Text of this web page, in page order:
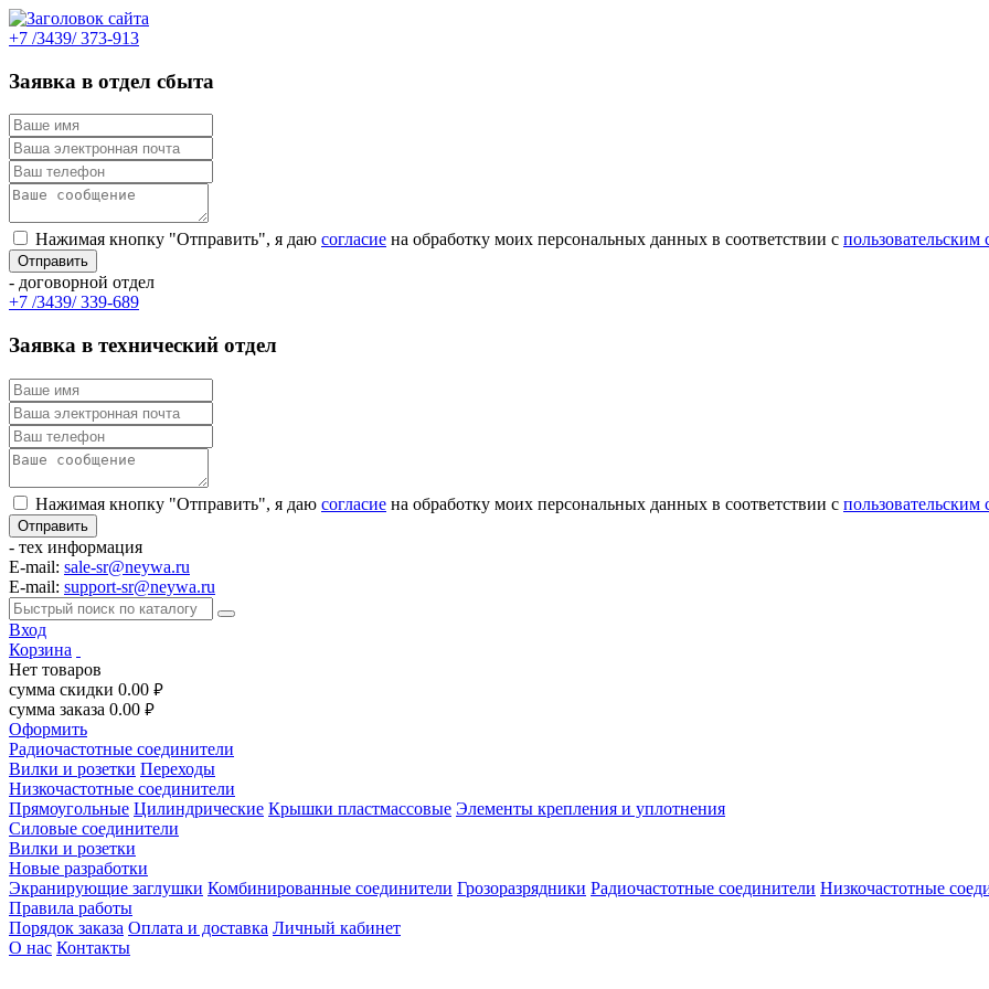
+7 /3439/ 373-913
Заявка в отдел сбыта
Нажимая кнопку "Отправить", я даю согласие на обработку моих персональных данных в соответствии с пользовательским
- договорной отдел
+7 /3439/ 339-689
Заявка в технический отдел
Нажимая кнопку "Отправить", я даю согласие на обработку моих персональных данных в соответствии с пользовательским
- тех информация
E-mail: sale-sr@neywa.ru
E-mail: support-sr@neywa.ru
Вход
Корзина
Нет товаров
сумма скидки 0.00 руб.
сумма заказа 0.00 руб.
Оформить
Радиочастотные соединители
Вилки и розетки Переходы
Низкочастотные соединители
Прямоугольные Цилиндрические Крышки пластмассовые Элементы крепления и уплотнения
Силовые соединители
Вилки и розетки
Новые разработки
Экранирующие заглушки Комбинированные соединители Грозоразрядники Радиочастотные соединители Низкочастотные
Правила работы
Порядок заказа Оплата и доставка Личный кабинет
О нас Контакты